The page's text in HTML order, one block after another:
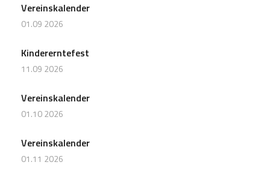
Vereinskalender
01.09 2026
Kindererntefest
11.09 2026
Vereinskalender
01.10 2026
Vereinskalender
01.11 2026